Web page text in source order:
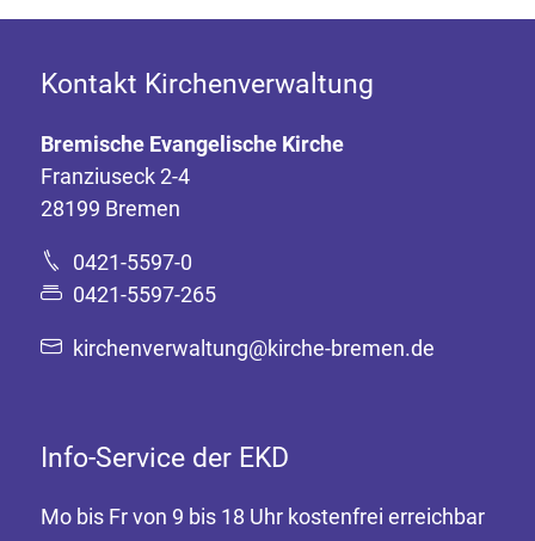
Kontakt Kirchenverwaltung
Bremische Evangelische Kirche
Franziuseck 2-4
28199 Bremen
0421-5597-0
0421-5597-265
kirchenverwaltung@kirche-bremen.de
Info-Service der EKD
Mo bis Fr von 9 bis 18 Uhr kostenfrei erreichbar